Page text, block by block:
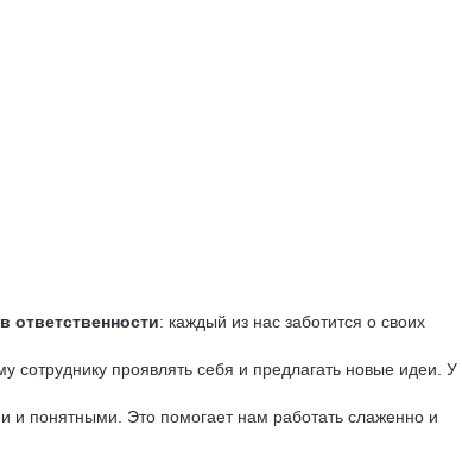
ответственности: каждый из нас заботится о своих
проявлять себя и предлагать новые идеи. У
понятными. Это помогает нам работать слаженно и